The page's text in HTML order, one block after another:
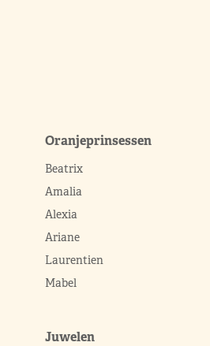
Oranjeprinsessen
Beatrix
Amalia
Alexia
Ariane
Laurentien
Mabel
Juwelen